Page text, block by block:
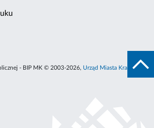
- BIP MK © 2003-2026, Urząd Miasta Krakowa